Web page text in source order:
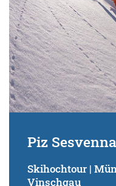
Piz
Skihochtour |
Vinschgau